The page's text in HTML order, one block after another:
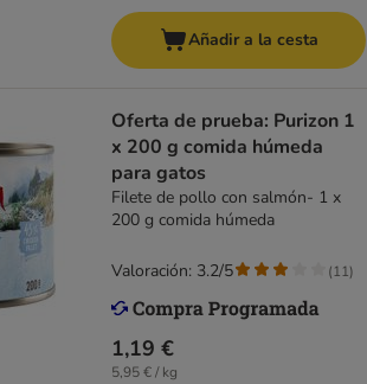
Añadir a la cesta
Oferta de prueba: Purizon 1
x 200 g comida húmeda
para gatos
Filete de pollo con salmón- 1 x
200 g comida húmeda
1,19 €
5,95 € / kg
Valoración: 3.2/5 (11)